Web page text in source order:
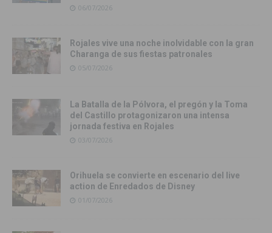
06/07/2026
Rojales vive una noche inolvidable con la gran
Charanga de sus fiestas patronales
05/07/2026
La Batalla de la Pólvora, el pregón y la Toma
del Castillo protagonizaron una intensa
jornada festiva en Rojales
03/07/2026
Orihuela se convierte en escenario del live
action de Enredados de Disney
01/07/2026